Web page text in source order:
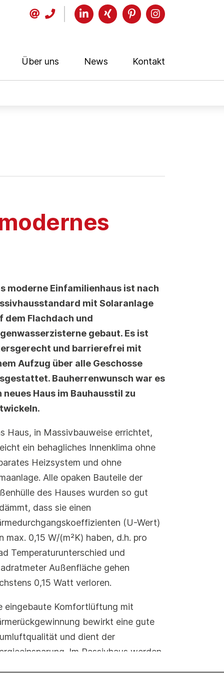
Über uns News Kontakt
moderne Einfamilienhaus ist nach
mit Solaranlage
dem Flachdach und
gebaut. Es ist
und barrierefrei mit
Aufzug über alle Geschosse
Bauherrenwunsch war es
neues Haus im Bauhausstil zu
Haus, in Massivbauweise errichtet,
ein behagliches Innenklima ohne
Heizsystem und ohne
Alle opaken Bauteile der
des Hauses wurden so gut
dass sie einen
(U-Wert)
max. 0,15 W/(m²K) haben, d.h. pro
Temperaturunterschied und
Außenfläche gehen
0,15 Watt verloren.
eingebaute Komfortlüftung mit
bewirkt eine gute
und dient der
Im Passivhaus werden